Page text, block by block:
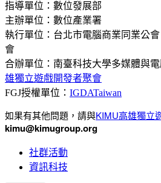
指導單位：數位發展部
主辦單位：數位產業署
執行單位：台北市電腦商業同業公
會
合辦單位：南臺科技大學多媒體與電
雄獨立遊戲開發者聚會
FGJ授權單位： IGDATaiwan
如果有其他問題，請與KIMU高雄獨立
kimu@kimugroup.org
社群活動
資訊科技